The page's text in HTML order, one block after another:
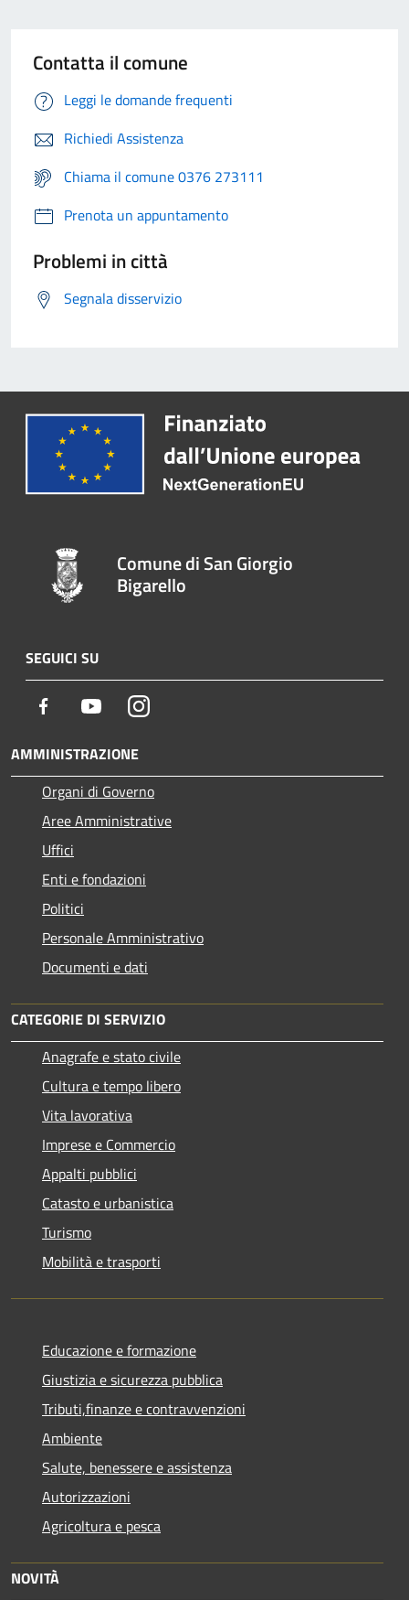
Contatta il comune
Leggi le domande frequenti
Richiedi Assistenza
Chiama il comune 0376 273111
Prenota un appuntamento
Problemi in città
Segnala disservizio
Comune di San Giorgio
Bigarello
SEGUICI SU
Facebook YoutubeInstagram
AMMINISTRAZIONE
Organi di Governo
Aree Amministrative
Uffici
Enti e fondazioni
Politici
Personale Amministrativo
Documenti e dati
CATEGORIE DI SERVIZIO
Anagrafe e stato civile
Cultura e tempo libero
Vita lavorativa
Imprese e Commercio
Appalti pubblici
Catasto e urbanistica
Turismo
Mobilità e trasporti
Educazione e formazione
Giustizia e sicurezza pubblica
Tributi,finanze e contravvenzioni
Ambiente
Salute, benessere e assistenza
Autorizzazioni
Agricoltura e pesca
NOVITÀ